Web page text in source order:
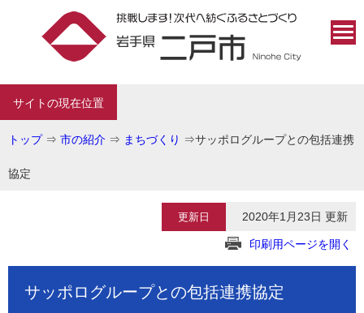
サイトの現在位置
トップ⇒ 市の紹介 ⇒ まちづくり ⇒サッポログループとの包括連携
協定
更新日 2020年1月23日 更新
印刷用ページを開く
サッポログループとの包括連携協定